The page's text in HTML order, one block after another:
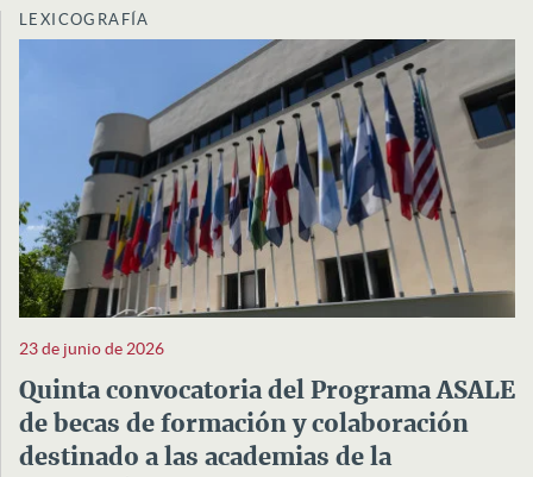
LEXICOGRAFÍA
23 de junio de 2026
Quinta convocatoria del Programa ASALE
de becas de formación y colaboración
destinado a las academias de la